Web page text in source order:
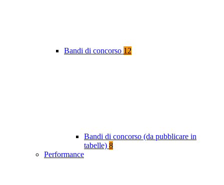
Bandi di concorso 12
Bandi di concorso (da pubblicare in
tabelle) 8
Performance